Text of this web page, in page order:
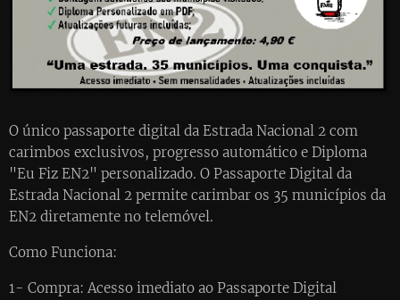
O único passaporte digital da Estrada Nacional 2 com
carimbos exclusivos, progresso automático e Diploma
"Eu Fiz EN2" personalizado. O Passaporte Digital da
Estrada Nacional 2 permite carimbar os 35 municípios da
EN2 diretamente no telemóvel.
Como Funciona:
1- Compra: Acesso imediato ao Passaporte Digital